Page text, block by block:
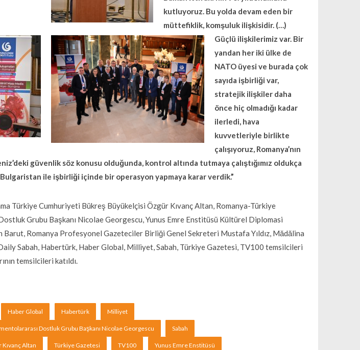
kutluyoruz. Bu yolda devam eden bir
müttefiklik, komşuluk ilişkisidir. (…)
Güçlü ilişkilerimiz var. Bir
yandan her iki ülke de
NATO üyesi ve burada çok
sayıda işbirliği var,
stratejik ilişkiler daha
önce hiç olmadığı kadar
ilerledi, hava
kuvvetleriyle birlikte
çalışıyoruz, Romanya’nın
güvenlik söz konusu olduğunda, kontrol altında tutmaya çalıştığımız oldukça
ile işbirliği içinde bir operasyon yapmaya karar verdik.”
Türkiye Cumhuriyeti Bükreş Büyükelçisi Özgür Kıvanç Altan, Romanya-Türkiye
Grubu Başkanı Nicolae Georgescu, Yunus Emre Enstitüsü Kültürel Diplomasi
Romanya Profesyonel Gazeteciler Birliği Genel Sekreteri Mustafa Yıldız, Mădălina
Sabah, Habertürk, Haber Global, Milliyet, Sabah, Türkiye Gazetesi, TV100 temsilcileri
temsilcileri katıldı.
Haber Global Habertürk Milliyet
Dostluk Grubu Başkanı Nicolae Georgescu Sabah
Altan Türkiye Gazetesi TV100 Yunus Emre Enstitüsü